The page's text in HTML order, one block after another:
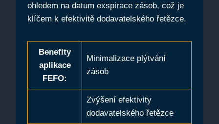
ohledem na datum​ exspirace zásob, což je
klíčem k efektivitě⁤ dodavatelského řetězce.
Benefity
aplikace
FEFO:
Minimalizace plýtvání
zásob
Zvýšení efektivity⁣
dodavatelského ⁢řetězce